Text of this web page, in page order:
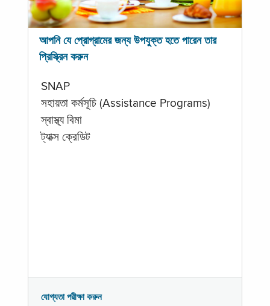
আপনি যে প্রোগ্রামের জন্য উপযুক্ত হতে পারেন তার
প্রিস্ক্রিন করুন
SNAP
সহায়তা কর্মসূচি (Assistance Programs)
স্বাস্থ্য বিমা
ট্যাক্স ক্রেডিট
যোগ্যতা পরীক্ষা করুন